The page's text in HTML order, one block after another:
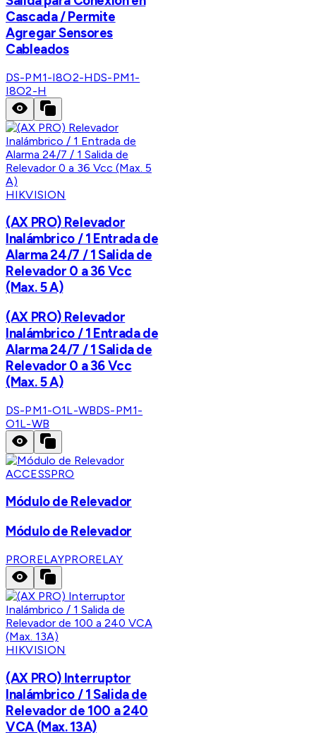
Cascada / Permite
Agregar Sensores
Cableados
DS-PM1-I8O2-HDS-PM1-
I8O2-H
HIKVISION
(AX PRO) Relevador
Inalámbrico / 1 Entrada de
Alarma 24/7 / 1 Salida de
Relevador 0 a 36 Vcc
(Max. 5 A)
(AX PRO) Relevador
Inalámbrico / 1 Entrada de
Alarma 24/7 / 1 Salida de
Relevador 0 a 36 Vcc
(Max. 5 A)
DS-PM1-O1L-WBDS-PM1-
O1L-WB
ACCESSPRO
Módulo de Relevador
Módulo de Relevador
PRORELAYPRORELAY
HIKVISION
(AX PRO) Interruptor
Inalámbrico / 1 Salida de
Relevador de 100 a 240
VCA (Max. 13A)